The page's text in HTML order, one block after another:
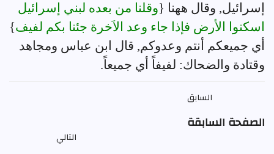
إسرائيل, وقال ههنا {وقلنا من بعده لبني إسرائيل
اسكنوا الأرض فإذا جاء وعد الاَخرة جئنا بكم لفيف}
أي جميعكم أنتم وعدوكم, قال ابن عباس ومجاهد
وقتادة والضحاك: لفيفاً أي جميعاً.
السابق
الصفحة السابقة
التالي